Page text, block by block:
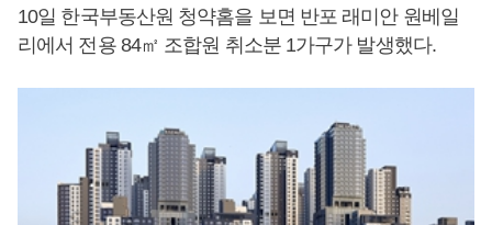
10일 한국부동산원 청약홈을 보면 반포 래미안 원베일
리에서 전용 84㎡ 조합원 취소분 1가구가 발생했다.